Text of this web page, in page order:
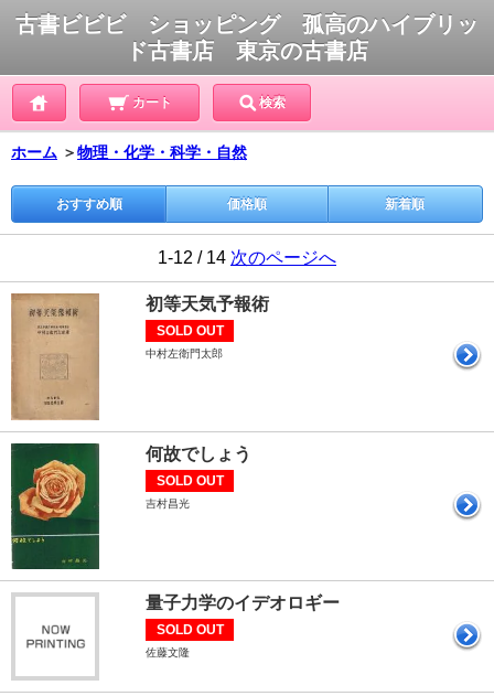
古書ビビビ ショッピング 孤高のハイブリッ
ド古書店 東京の古書店
カート 検索
ホーム ＞物理・化学・科学・自然
おすすめ順 価格順 新着順
1-12 / 14 次のページへ
初等天気予報術
SOLD OUT
中村左衛門太郎
何故でしょう
SOLD OUT
吉村昌光
量子力学のイデオロギー
SOLD OUT
佐藤文隆